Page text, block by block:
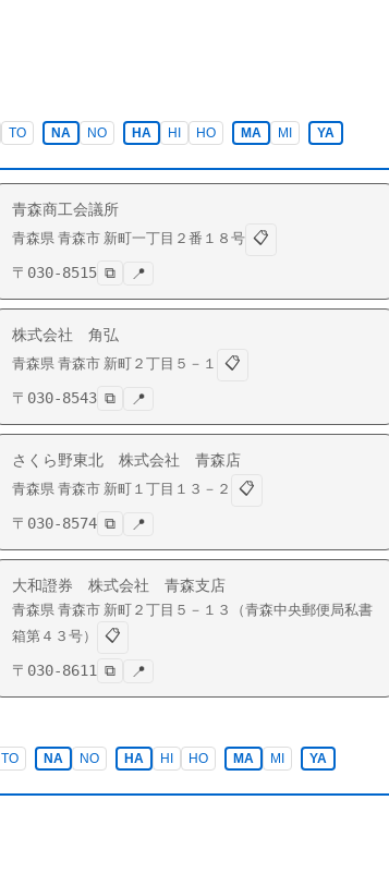
TO NA NO HA HI HO MA MI YA
青森商工会議所
青森県 青森市 新町一丁目２番１８号 📋
〒 030-8515 ⧉ 📍
株式会社 角弘
青森県 青森市 新町 ２丁目５－１
📋
〒 030-8543 ⧉ 📍
さくら野東北 株式会社 青森店
青森県 青森市 新町 １丁目１３－２
📋
〒 030-8574 ⧉ 📍
大和證券 株式会社 青森支店
青森県 青森市 新町 ２丁目５－１３（青森中央郵便局私書
箱第４３号）
📋
〒 030-8611 ⧉ 📍
TO NA NO HA HI HO MA MI YA